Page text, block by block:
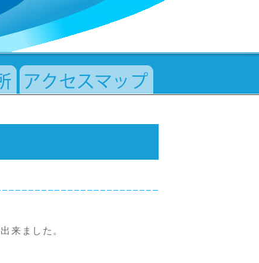
来ました。